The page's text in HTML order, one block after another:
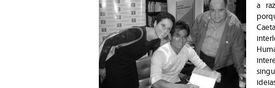
a